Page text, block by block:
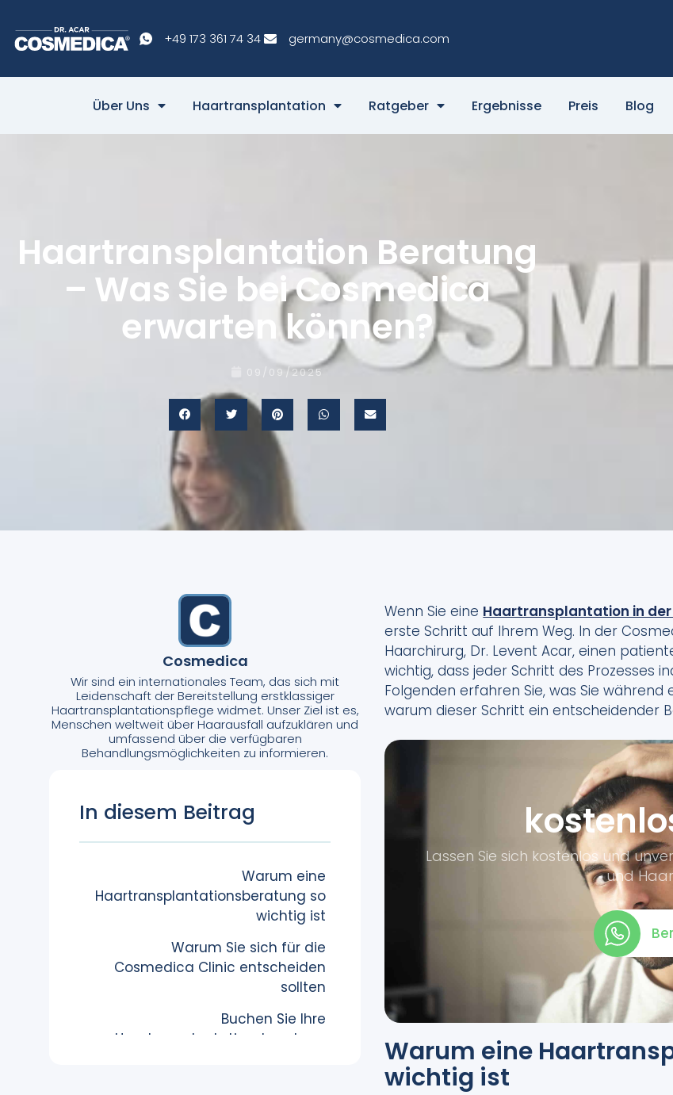
+49 173 361 74 34 germany@cosmedica.com
Über Uns Haartransplantation Ratgeber Ergebnisse Preis Blog
Haartransplantation Beratung
– Was Sie bei Cosmedica
erwarten können?
09/09/2025
Cosmedica
Wir sind ein internationales Team, das sich mit
Leidenschaft der Bereitstellung erstklassiger
Haartransplantationspflege widmet. Unser Ziel ist es,
Menschen weltweit über Haarausfall aufzuklären und
umfassend über die verfügbaren
Behandlungsmöglichkeiten zu informieren.
In diesem Beitrag
Warum eine
Haartransplantations­beratung so
wichtig ist
Warum Sie sich für die
Cosmedica Clinic entscheiden
sollten
Buchen Sie Ihre
Haartransplantations­beratung
Wenn Sie eine Haartransplantation in der
erste Schritt auf Ihrem Weg. In der
Haarchirurg, Dr. Levent Acar, einen
wichtig, dass jeder Schritt des Prozesses
Folgenden erfahren Sie, was Sie
warum dieser Schritt ein entscheidender
Lassen Sie sich kostenlos und
und
Warum eine
wichtig ist